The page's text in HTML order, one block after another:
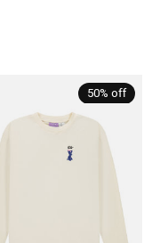
50% off